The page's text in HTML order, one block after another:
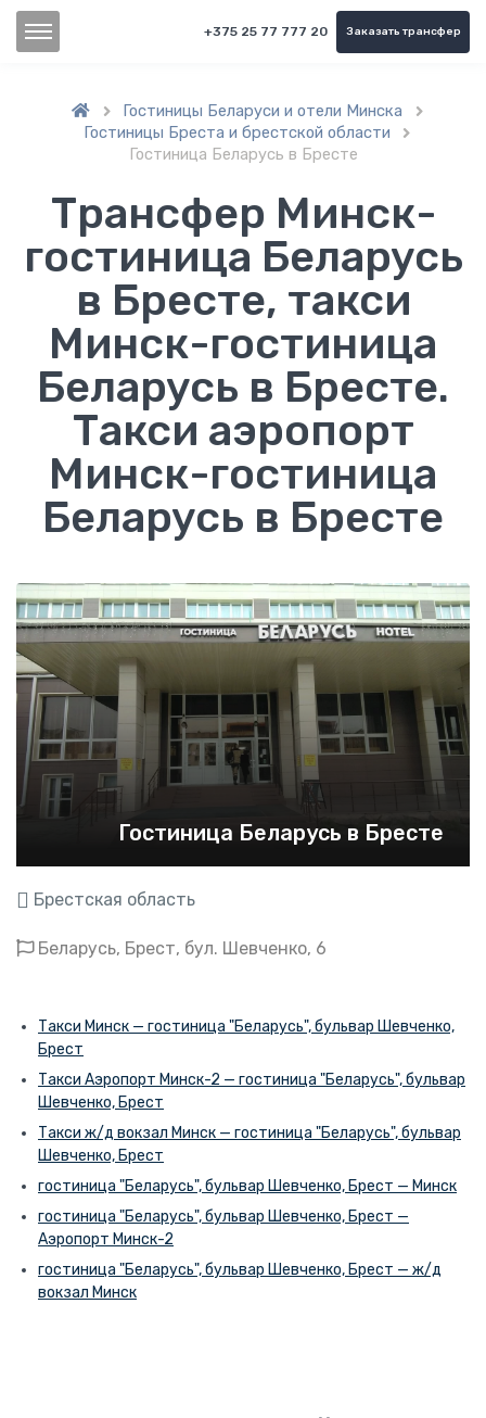
+375 25 77 777 20 Заказать трансфер
 Гостиницы Беларуси и отели Минска 
Гостиницы Бреста и брестской области 
Гостиница Беларусь в Бресте
Трансфер Минск-
гостиница Беларусь
в Бресте, такси
Минск-гостиница
Беларусь в Бресте.
Такси аэропорт
Минск-гостиница
Беларусь в Бресте
Гостиница Беларусь в Бресте
Брестская область
Беларусь, Брест, бул. Шевченко, 6
Такси Минск — гостиница "Беларусь", бульвар Шевченко,
Брест
Такси Аэропорт Минск-2 — гостиница "Беларусь", бульвар
Шевченко, Брест
Такси ж/д вокзал Минск — гостиница "Беларусь", бульвар
Шевченко, Брест
гостиница "Беларусь", бульвар Шевченко, Брест — Минск
гостиница "Беларусь", бульвар Шевченко, Брест —
Аэропорт Минск-2
гостиница "Беларусь", бульвар Шевченко, Брест — ж/д
вокзал Минск